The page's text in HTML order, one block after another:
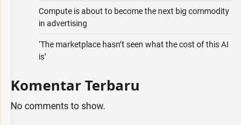
Compute is about to become the next big commodity
in advertising
‘The marketplace hasn’t seen what the cost of this AI
is’
Komentar Terbaru
No comments to show.